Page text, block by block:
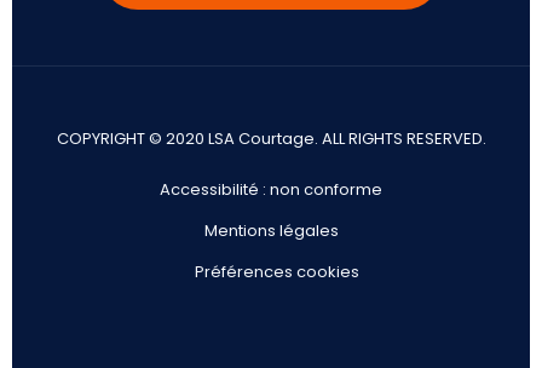
COPYRIGHT © 2020 LSA Courtage. ALL RIGHTS RESERVED.
Accessibilité : non conforme
Mentions légales
Préférences cookies